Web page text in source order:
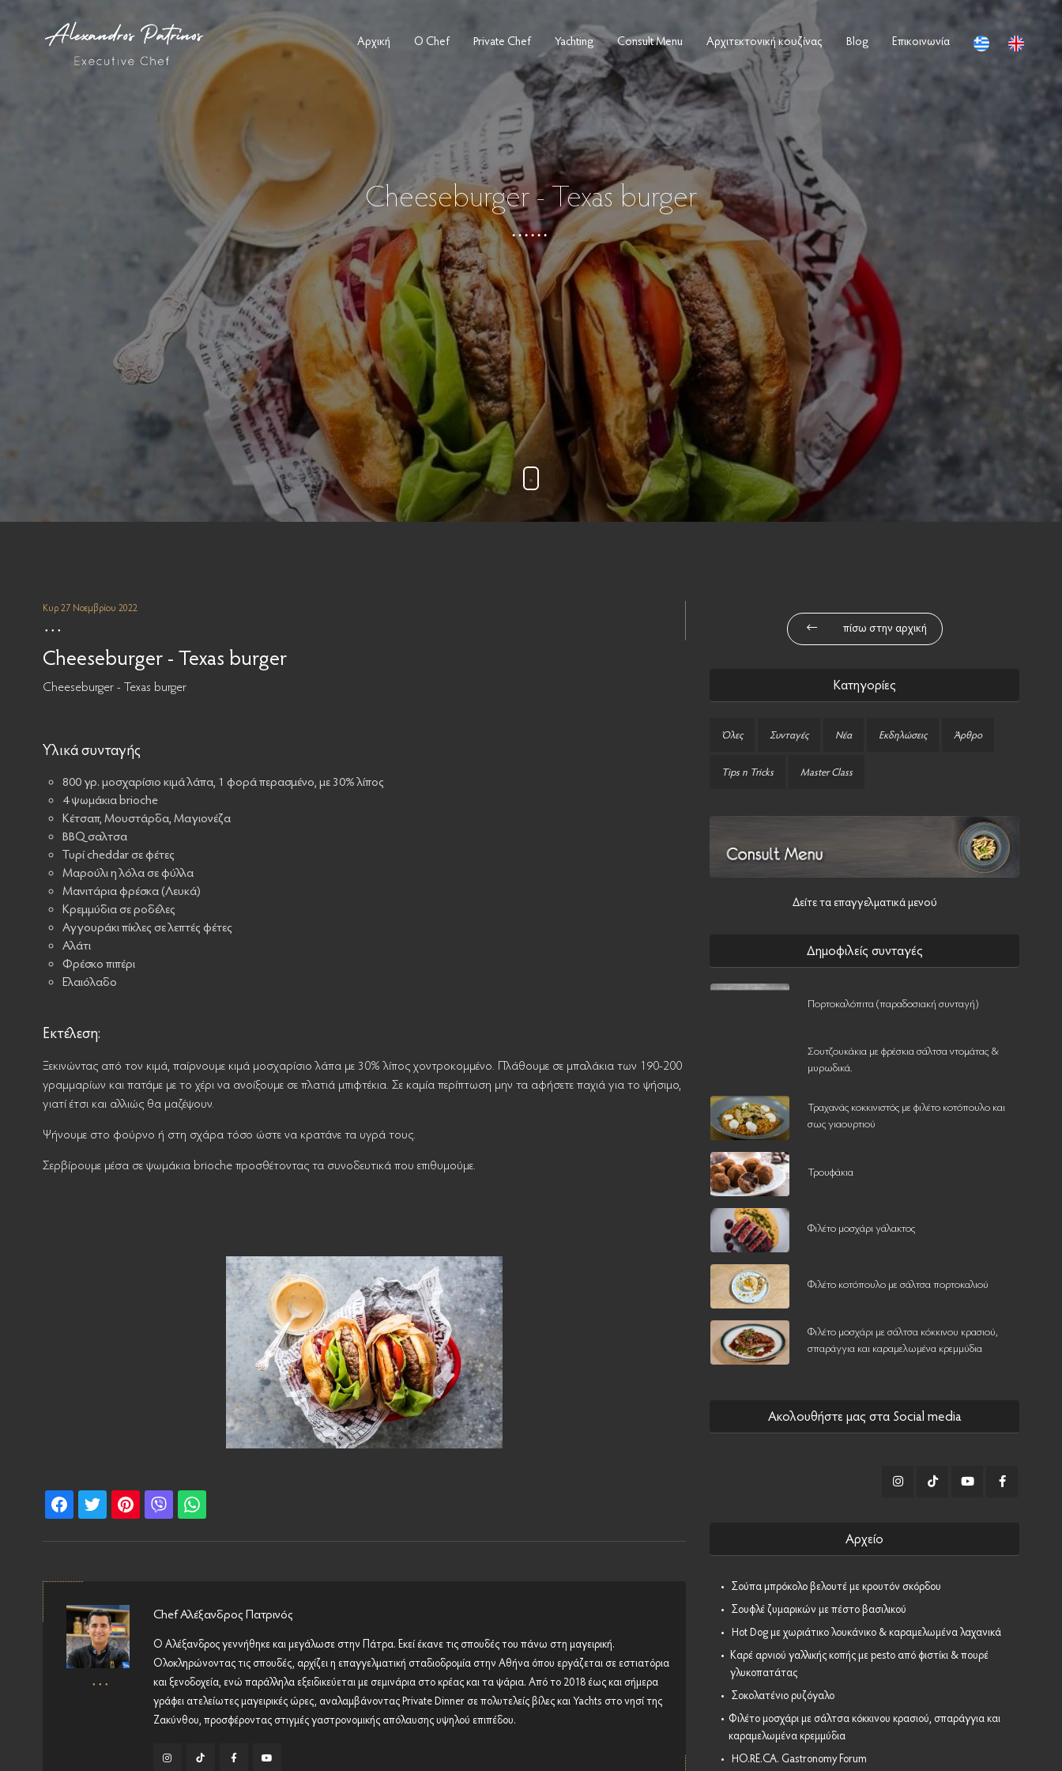
Αρχική Ο Chef Private Chef Yachting Consult Menu Αρχιτεκτονική κουζίνας Blog Επικοινωνία
Cheeseburger - Texas burger
Κυρ 27 Νοεμβρίου 2022
Cheeseburger - Texas burger
Cheeseburger - Texas burger
Υλικά συνταγής
800 γρ. μοσχαρίσιο κιμά λάπα, 1 φορά περασμένο, με 30% λίπος
4 ψωμάκια brioche
Κέτσαπ, Μουστάρδα, Μαγιονέζα
BBQ σαλτσα
Τυρί cheddar σε φέτες
Μαρούλι η λόλα σε φύλλα
Μανιτάρια φρέσκα (Λευκά)
Κρεμμύδια σε ροδέλες
Αγγουράκι πίκλες σε λεπτές φέτες
Αλάτι
Φρέσκο πιπέρι
Ελαιόλαδο
Εκτέλεση:
Ξεκινώντας από τον κιμά, παίρνουμε κιμά μοσχαρίσιο λάπα με 30% λίπος χοντροκομμένο. Πλάθουμε σε μπαλάκια των 190-200
γραμμαρίων και πατάμε με το χέρι να ανοίξουμε σε πλατιά μπιφτέκια. Σε καμία περίπτωση μην τα αφήσετε παχιά για το ψήσιμο,
γιατί έτσι και αλλιώς θα μαζέψουν.
Ψήνουμε στο φούρνο ή στη σχάρα τόσο ώστε να κρατάνε τα υγρά τους.
Σερβίρουμε μέσα σε ψωμάκια brioche προσθέτοντας τα συνοδευτικά που επιθυμούμε.
Chef Αλέξανδρος Πατρινός
Ο Αλέξανδρος γεννήθηκε και μεγάλωσε στην Πάτρα. Εκεί έκανε τις σπουδές του πάνω στη μαγειρική.
Ολοκληρώνοντας τις σπουδές, αρχίζει η επαγγελματική σταδιοδρομία στην Αθήνα όπου εργάζεται σε εστιατόρια
και ξενοδοχεία, ενώ παράλληλα εξειδικεύεται με σεμινάρια στο κρέας και τα ψάρια. Από το 2018 έως και σήμερα
γράφει ατελείωτες μαγειρικές ώρες, αναλαμβάνοντας Private Dinner σε πολυτελείς βίλες και Yachts στο νησί της
Ζακύνθου, προσφέροντας στιγμές γαστρονομικής απόλαυσης υψηλού επιπέδου.
πίσω στην αρχική
Κατηγορίες
Όλες Συνταγές Νέα Εκδηλώσεις Άρθρο
Tips n Tricks Master Class
Δείτε τα επαγγελματικά μενού
Δημοφιλείς συνταγές
Πορτοκαλόπιτα (παραδοσιακή συνταγή)
Σουτζουκάκια με φρέσκια σάλτσα ντομάτας &
μυρωδικά.
Τραχανάς κοκκινιστός με φιλέτο κοτόπουλο και
σως γιαουρτιού
Τρουφάκια
Φιλέτο μοσχάρι γάλακτος
Φιλέτο κοτόπουλο με σάλτσα πορτοκαλιού
Φιλέτο μοσχάρι με σάλτσα κόκκινου κρασιού,
σπαράγγια και καραμελωμένα κρεμμύδια
Ακολουθήστε μας στα Social media
Αρχείο
•Σούπα μπρόκολο βελουτέ με κρουτόν σκόρδου
•Σουφλέ ζυμαρικών με πέστο βασιλικού
•Hot Dog με χωριάτικο λουκάνικο & καραμελωμένα λαχανικά
• Καρέ αρνιού γαλλικής κοπής με pesto από φιστίκι & πουρέ
γλυκοπατάτας
•Σοκολατένιο ρυζόγαλο
• Φιλέτο μοσχάρι με σάλτσα κόκκινου κρασιού, σπαράγγια και
καραμελωμένα κρεμμύδια
•HO.RE.CA. Gastronomy Forum